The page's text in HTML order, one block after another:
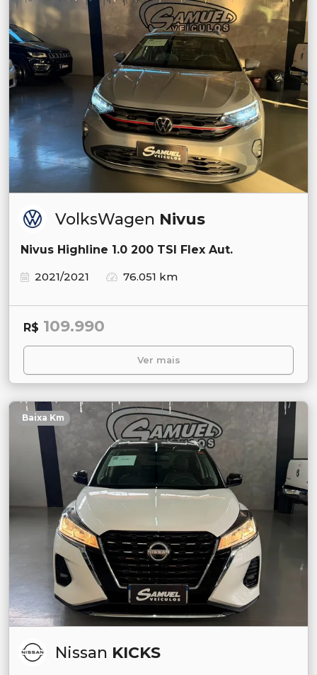
VolksWagen Nivus
Nivus Highline 1.0 200 TSI Flex Aut.
2021/2021
76.051 km
R$ 109.990
Ver mais
Baixa Km
Nissan KICKS